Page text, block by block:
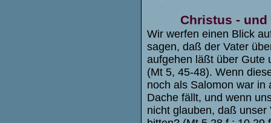
Christus - und
Wir werfen einen Blick
sagen, daß der Vater
aufgehen läßt über Gute
(Mt 5, 45-48). Wenn
noch als Salomon war in
Dache fällt, und wenn
nicht glauben, daß